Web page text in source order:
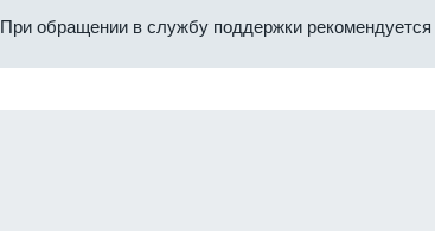
При обращении в службу поддержки